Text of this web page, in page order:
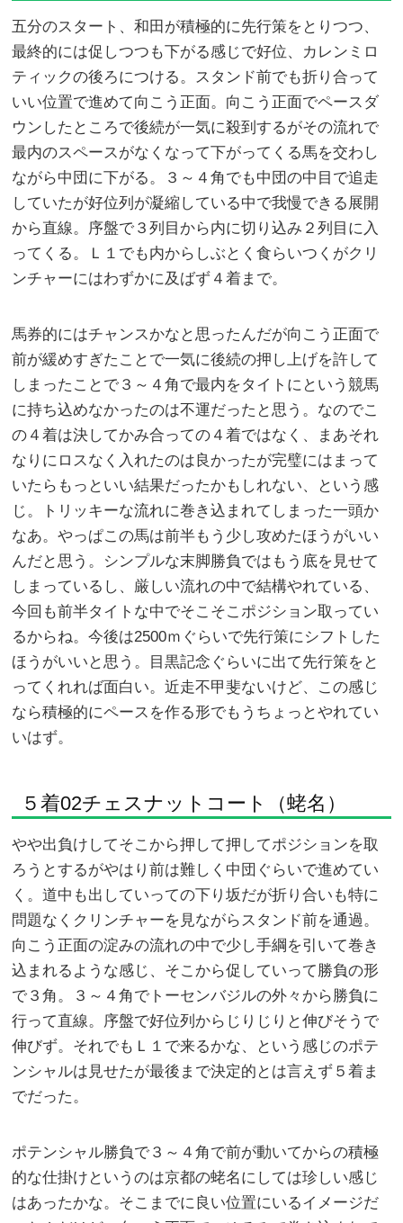
五分のスタート、和田が積極的に先行策をとりつつ、
最終的には促しつつも下がる感じで好位、カレンミロ
ティックの後ろにつける。スタンド前でも折り合って
いい位置で進めて向こう正面。向こう正面でペースダ
ウンしたところで後続が一気に殺到するがその流れで
最内のスペースがなくなって下がってくる馬を交わし
ながら中団に下がる。３～４角でも中団の中目で追走
していたが好位列が凝縮している中で我慢できる展開
から直線。序盤で３列目から内に切り込み２列目に入
ってくる。Ｌ１でも内からしぶとく食らいつくがクリ
ンチャーにはわずかに及ばず４着まで。
馬券的にはチャンスかなと思ったんだが向こう正面で
前が緩めすぎたことで一気に後続の押し上げを許して
しまったことで３～４角で最内をタイトにという競馬
に持ち込めなかったのは不運だったと思う。なのでこ
の４着は決してかみ合っての４着ではなく、まあそれ
なりにロスなく入れたのは良かったが完璧にはまって
いたらもっといい結果だったかもしれない、という感
じ。トリッキーな流れに巻き込まれてしまった一頭か
なあ。やっぱこの馬は前半もう少し攻めたほうがいい
んだと思う。シンプルな末脚勝負ではもう底を見せて
しまっているし、厳しい流れの中で結構やれている、
今回も前半タイトな中でそこそこポジション取ってい
るからね。今後は2500ｍぐらいで先行策にシフトした
ほうがいいと思う。目黒記念ぐらいに出て先行策をと
ってくれれば面白い。近走不甲斐ないけど、この感じ
なら積極的にペースを作る形でもうちょっとやれてい
いはず。
５着02チェスナットコート（蛯名）
やや出負けしてそこから押して押してポジションを取
ろうとするがやはり前は難しく中団ぐらいで進めてい
く。道中も出していっての下り坂だが折り合いも特に
問題なくクリンチャーを見ながらスタンド前を通過。
向こう正面の淀みの流れの中で少し手綱を引いて巻き
込まれるような感じ、そこから促していって勝負の形
で３角。３～４角でトーセンバジルの外々から勝負に
行って直線。序盤で好位列からじりじりと伸びそうで
伸びず。それでもＬ１で来るかな、という感じのポテ
ンシャルは見せたが最後まで決定的とは言えず５着ま
でだった。
ポテンシャル勝負で３～４角で前が動いてからの積極
的な仕掛けというのは京都の蛯名にしては珍しい感じ
はあったかな。そこまでに良い位置にいるイメージだ